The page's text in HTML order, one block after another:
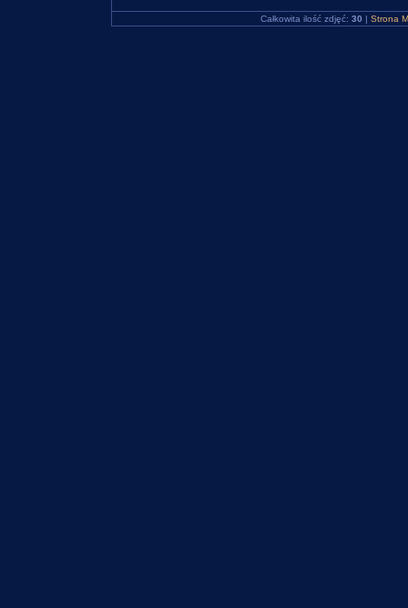
Całkowita ilość zdjęć: 30 | Strona